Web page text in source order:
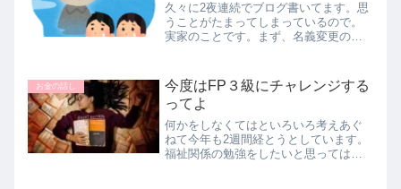
久々に2夜連続でブログ書いてます。思
うことがたまってしまっているので。
実家のことです。まず、名義変更の件
きに入ったそうですので、そろそろ私
の所にも登記事項証明書が届くと思い...
お金の話し
今度はFP３級にチャレンジする
ってよ
何かをしなくてはといろいろ考えあぐ
ねて今年も2週間経とうとしています。
福祉関係の勉強をしたいと思ってはい